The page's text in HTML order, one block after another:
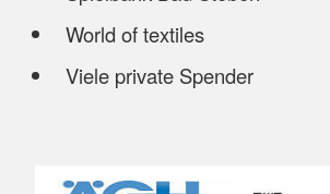
World of textiles
Viele private Spender